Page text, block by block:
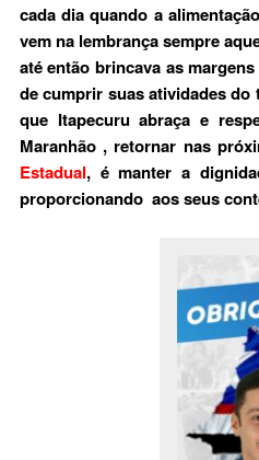
cada dia quando a
vem na lembrança sempre
até então brincava as
de cumprir suas atividades do
que Itapecuru abraça e
Maranhão , retornar nas
Estadual, é manter a
proporcionando aos seus